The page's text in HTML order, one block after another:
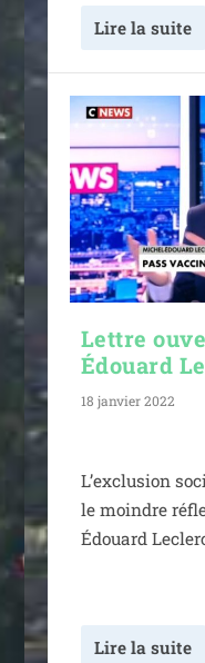
Lire la suite
Lettre
Édouard
18 janvier 2022
L’exclusion
le moindre
Édouard
Lire la suite